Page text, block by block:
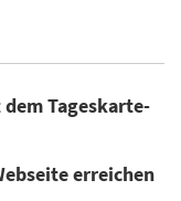
Tageskarte-
erreichen